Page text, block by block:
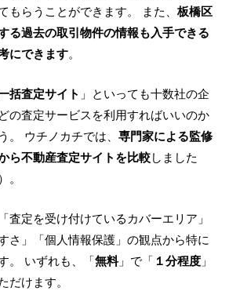
もらうことができます。 また、 板橋区
る過去の取引物件の情報も入手できる
にできます。
括査定サイト 」といっても十数社の企
の査定サービスを利用すればいいのか
。 ウチノカチでは、 専門家による監修
ら不動産査定サイトを比較しました
）。
査定を受け付けているカバーエリア」
さ」「個人情報保護」の観点から特に
。 いずれも、「無料」で「 １分程度 」
だけます。